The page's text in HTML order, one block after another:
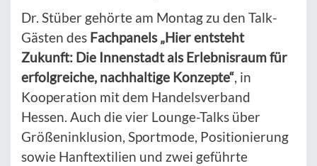
Dr. Stüber gehörte am Montag zu den Talk-
Gästen des Fachpanels „Hier entsteht
Zukunft: Die Innenstadt als Erlebnisraum für
erfolgreiche, nachhaltige Konzepte“, in
Kooperation mit dem Handelsverband
Hessen. Auch die vier Lounge-Talks über
Größeninklusion, Sportmode, Positionierung
sowie Hanftextilien und zwei geführte